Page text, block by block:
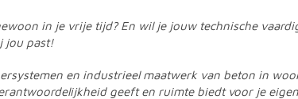
in je vrije tijd? En wil je jouw technische
jou past!
en industrieel maatwerk van beton in
geeft en ruimte biedt voor je eigen